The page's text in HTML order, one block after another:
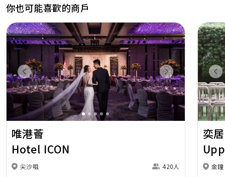
你也可能喜歡的商戶
Previous Next
唯港薈
Hotel ICON
尖沙咀
420人
奕居
金鐘